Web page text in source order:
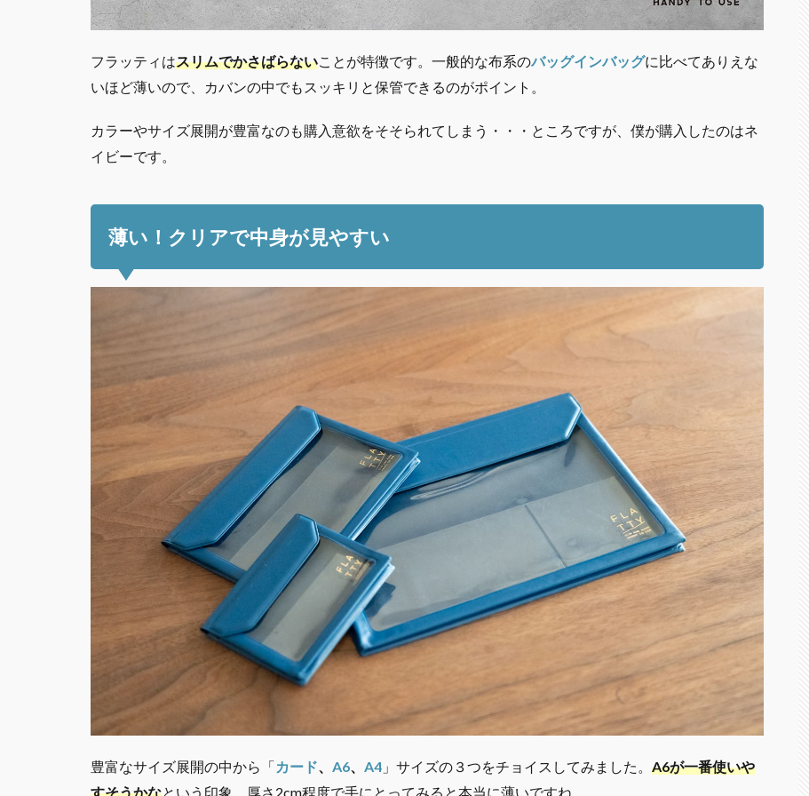
フラッティはスリムでかさばらない ことが特徴です。一般的な布系のバッグインバッグに比べてありえな
いほど薄いので、カバンの中でもスッキリと保管できるのがポイント。
カラーやサイズ展開が豊富なのも購入意欲をそそられてしまう・・・ところですが、僕が購入したのはネ
イビーです。
薄い！クリアで中身が見やすい
豊富なサイズ展開の中から「カード、 A6、 A4 」サイズの３つをチョイスしてみました。 A6が一番使いや
すそうかなという印象。厚さ2cm程度で手にとってみると本当に薄いですね。